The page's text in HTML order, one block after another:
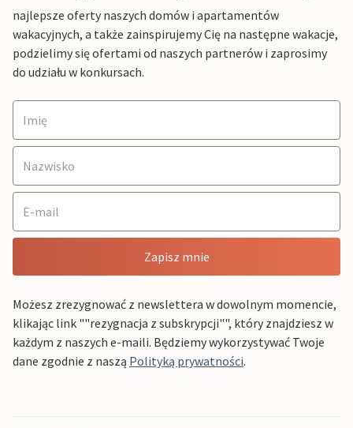
najlepsze oferty naszych domów i apartamentów
wakacyjnych, a także zainspirujemy Cię na następne wakacje,
podzielimy się ofertami od naszych partnerów i zaprosimy
do udziału w konkursach.
Zapisz mnie
Możesz zrezygnować z newslettera w dowolnym momencie,
klikając link ""rezygnacja z subskrypcji"", który znajdziesz w
każdym z naszych e-maili. Będziemy wykorzystywać Twoje
dane zgodnie z naszą Polityką prywatności.